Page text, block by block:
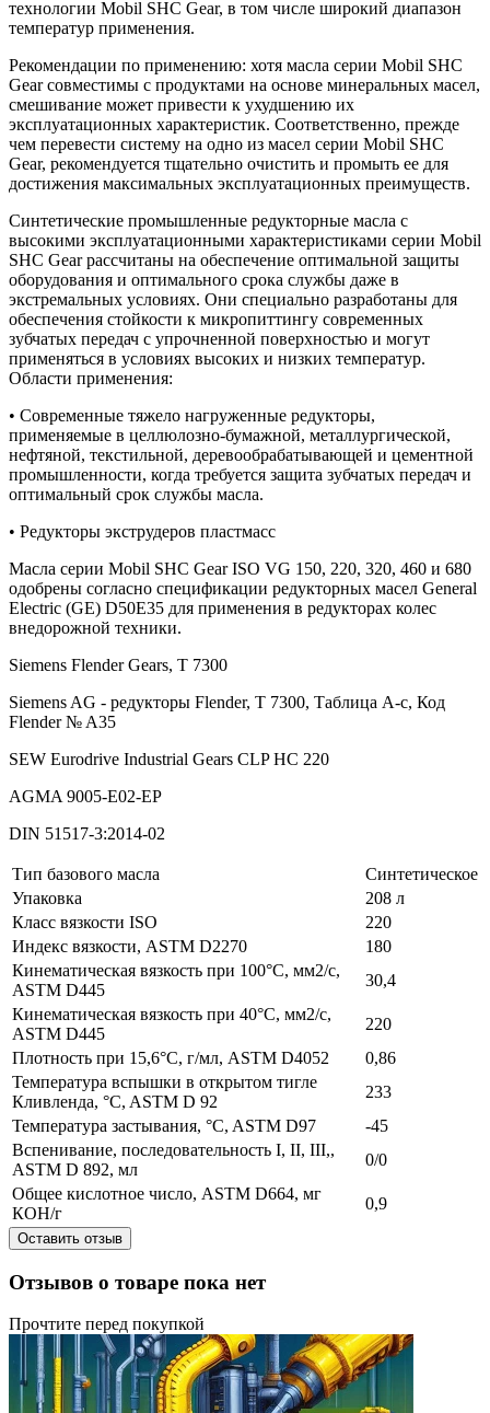
технологии Mobil SHC Gear, в том числе широкий диапазон
температур применения.
Рекомендации по применению: хотя масла серии Mobil SHC
Gear совместимы с продуктами на основе минеральных масел,
смешивание может привести к ухудшению их
эксплуатационных характеристик. Соответственно, прежде
чем перевести систему на одно из масел серии Mobil SHC
Gear, рекомендуется тщательно очистить и промыть ее для
достижения максимальных эксплуатационных преимуществ.
Синтетические промышленные редукторные масла с
высокими эксплуатационными характеристиками серии Mobil
SHC Gear рассчитаны на обеспечение оптимальной защиты
оборудования и оптимального срока службы даже в
экстремальных условиях. Они специально разработаны для
обеспечения стойкости к микропиттингу современных
зубчатых передач с упрочненной поверхностью и могут
применяться в условиях высоких и низких температур.
Области применения:
• Современные тяжело нагруженные редукторы,
применяемые в целлюлозно-бумажной, металлургической,
нефтяной, текстильной, деревообрабатывающей и цементной
промышленности, когда требуется защита зубчатых передач и
оптимальный срок службы масла.
• Редукторы экструдеров пластмасс
Масла серии Mobil SHC Gear ISO VG 150, 220, 320, 460 и 680
одобрены согласно спецификации редукторных масел General
Electric (GE) D50E35 для применения в редукторах колес
внедорожной техники.
Siemens Flender Gears, T 7300
Siemens AG - редукторы Flender, T 7300, Таблица A-c, Код
Flender № A35
SEW Eurodrive Industrial Gears CLP HC 220
AGMA 9005-E02-EP
DIN 51517-3:2014-02
Тип базового масла
Синтетическое
Упаковка
208 л
Класс вязкости ISO
220
Индекс вязкости, ASTM D2270
180
Кинематическая вязкость при 100°C, мм2/с,
ASTM D445
30,4
Кинематическая вязкость при 40°C, мм2/с,
ASTM D445
220
Плотность при 15,6°C, г/мл, ASTM D4052
0,86
Температура вспышки в открытом тигле
Кливленда, °C, ASTM D 92
233
Температура застывания, °C, ASTM D97
-45
Вспенивание, последовательность I, II, III,,
ASTM D 892, мл
0/0
Общее кислотное число, ASTM D664, мг
КОН/г
0,9
Оставить отзыв
Отзывов о товаре пока нет
Прочтите перед покупкой